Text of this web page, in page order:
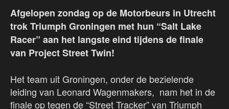
Afgelopen zondag op de Motorbeurs in Utrecht
trok Triumph Groningen met hun “Salt Lake
Racer” aan het langste eind tijdens de finale
van Project Street Twin!
Het team uit Groningen, onder de bezielende
leiding van Leonard Wagenmakers, nam het in de
finale op tegen de “Street Tracker” van Triumph